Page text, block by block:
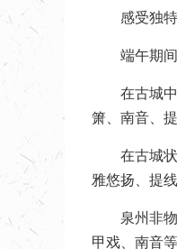
感受独
端午期
在古城
箫、南音、
在古城
雅悠扬、提
泉州非
甲戏、南音